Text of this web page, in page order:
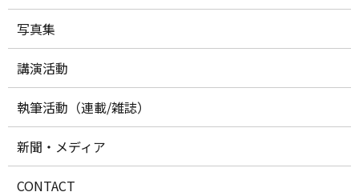
写真集
講演活動
執筆活動（連載/雑誌）
新聞・メディア
CONTACT